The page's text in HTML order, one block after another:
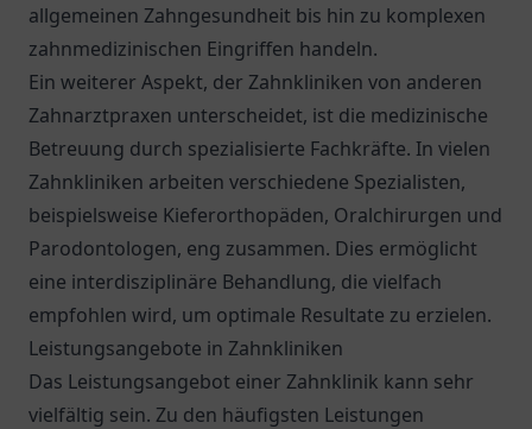
allgemeinen Zahngesundheit bis hin zu komplexen
zahnmedizinischen Eingriffen handeln.
Ein weiterer Aspekt, der Zahnkliniken von anderen
Zahnarztpraxen unterscheidet, ist die medizinische
Betreuung durch spezialisierte Fachkräfte. In vielen
Zahnkliniken arbeiten verschiedene Spezialisten,
beispielsweise Kieferorthopäden, Oralchirurgen und
Parodontologen, eng zusammen. Dies ermöglicht
eine interdisziplinäre Behandlung, die vielfach
empfohlen wird, um optimale Resultate zu erzielen.
Leistungsangebote in Zahnkliniken
Das Leistungsangebot einer Zahnklinik kann sehr
vielfältig sein. Zu den häufigsten Leistungen